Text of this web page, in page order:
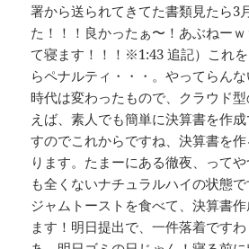
署から送られてきてた書類見たら3
た！！！良かったぁ〜！あぶねー
て寝ます！！！※1:43 追記）これ
らペナルティ・・・。やってらん
時代は変わったもので、クラウド
えば、素人でも簡単に決算書を作
すのでこれからですね、決算書を
ります。たまーにある徹夜、って
も全くないナチュラルハイの状態
ジャムトーストを食べて、決算書
ます！明日提出で、一件落着ですわ